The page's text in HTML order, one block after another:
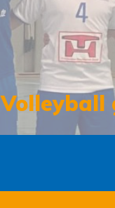
Volleyball